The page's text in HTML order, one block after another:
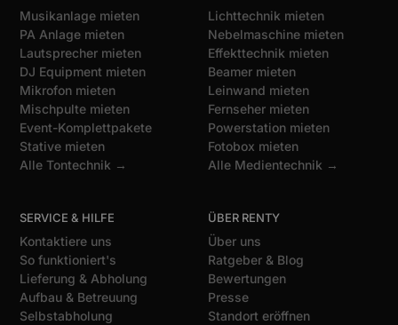
Musikanlage mieten
PA Anlage mieten
Lautsprecher mieten
DJ Equipment mieten
Mikrofon mieten
Mischpulte mieten
Event-Komplettpakete
Stative mieten
Alle Tontechnik →
Lichttechnik mieten
Nebelmaschine mieten
Effekttechnik mieten
Beamer mieten
Leinwand mieten
Fernseher mieten
Powerstation mieten
Fotobox mieten
Alle Medientechnik →
SERVICE & HILFE
Kontaktiere uns
So funktioniert's
Lieferung & Abholung
Aufbau & Betreuung
Selbstabholung
ÜBER RENTY
Über uns
Ratgeber & Blog
Bewertungen
Presse
Standort eröffnen